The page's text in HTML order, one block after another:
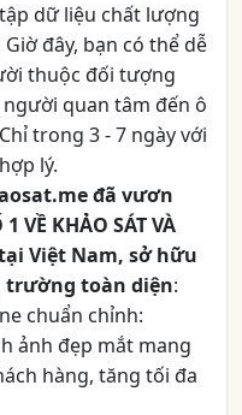
dữ liệu chất lượng
đây, bạn có thể dễ
thuộc đối tượng
người quan tâm đến ô
trong 3 - 7 ngày với
lý.
đã vươn
VỀ KHẢO SÁT VÀ
Việt Nam, sở hữu
trường toàn diện:
chuẩn chỉnh:
ảnh đẹp mắt mang
hàng, tăng tối đa